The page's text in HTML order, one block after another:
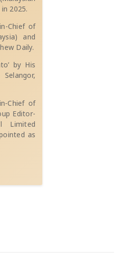
2025.
Chief of
and
Daily.
by His
Chief of
Editor-
Limited
as